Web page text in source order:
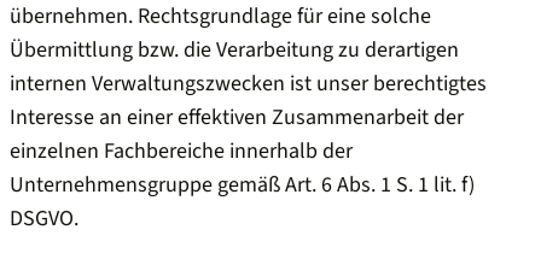
übernehmen. Rechtsgrundlage für eine solche
Übermittlung bzw. die Verarbeitung zu derartigen
internen Verwaltungszwecken ist unser berechtigtes
Interesse an einer effektiven Zusammenarbeit der
einzelnen Fachbereiche innerhalb der
Unternehmensgruppe gemäß Art. 6 Abs. 1 S. 1 lit. f)
DSGVO.